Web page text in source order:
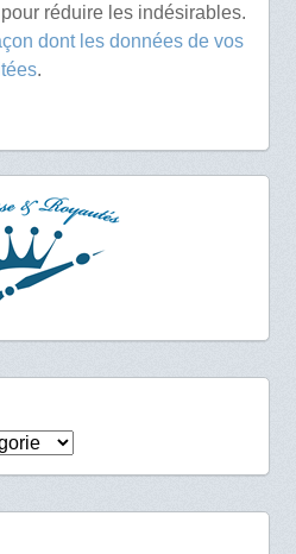
réduire les indésirables.
dont les données de vos
.